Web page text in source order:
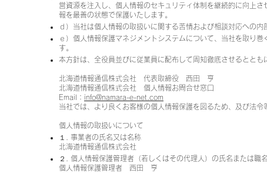
営資源を注入し、個人情報のセキュリティ体制を継続的に向上
報を最善の状態で保護いたします。
ｄ）当社は個人情報の取扱いに関する苦情および相談対応への
ｅ）個人情報保護マネジメントシステムについて、当社を取り
す。
本方針は、全役員並びに従業員に配布して周知徹底させるとと
北海道情報通信株式会社 代表取締役 西田 亨
北海道情報通信株式会社 個人情報お問合せ窓口
Email： info@namara-e-net.com
当社では、より良くお客様の個人情報保護を図るため、及び法
個人情報の取扱いについて
１. 事業者の氏名又は名称
北海道情報通信株式会社
２. 個人情報保護管理者（若しくはその代理人）の氏名または職
個人情報保護管理者 西田 亨